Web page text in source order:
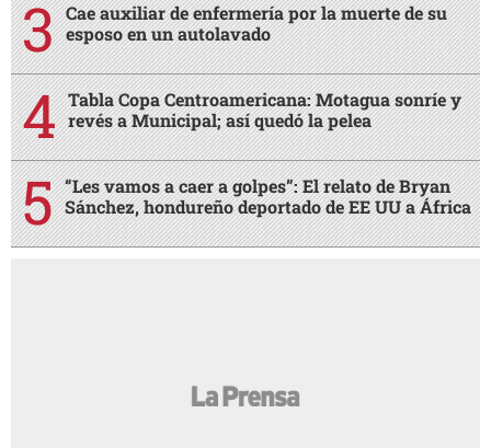
Cae auxiliar de enfermería por la muerte de su
esposo en un autolavado
Tabla Copa Centroamericana: Motagua sonríe y
revés a Municipal; así quedó la pelea
“Les vamos a caer a golpes”: El relato de Bryan
Sánchez, hondureño deportado de EE UU a África